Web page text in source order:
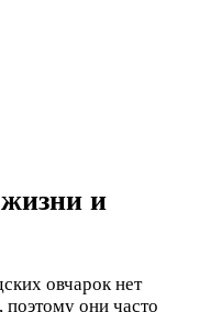
и
овчарок нет
они часто